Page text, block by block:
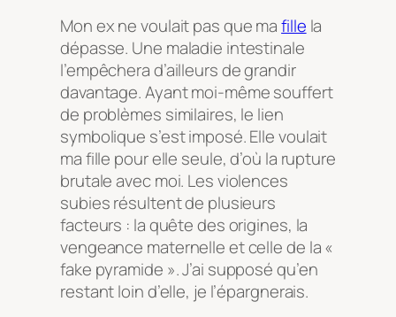
Mon ex ne voulait pas que mafille la
dépasse. Une maladie intestinale
l’empêchera d’ailleurs de grandir
davantage. Ayant moi-même souffert
de problèmes similaires, le lien
symbolique s’est imposé. Elle voulait
ma fille pour elle seule, d’où la rupture
brutale avec moi. Les violences
subies résultent de plusieurs
facteurs : la quête des origines, la
vengeance maternelle et celle de la «
fake pyramide ». J’ai supposé qu’en
restant loin d’elle, je l’épargnerais.